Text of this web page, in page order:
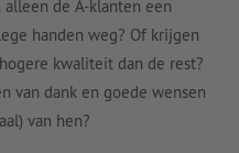
de A-klanten een
handen weg? Of krijgen
kwaliteit dan de rest?
van dank en goede wensen
van hen?